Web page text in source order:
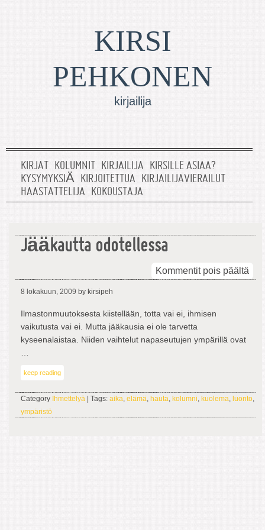
KIRSI
PEHKONEN
kirjailija
KIRJAT KOLUMNIT KIRJAILIJA KIRSILLE ASIAA?
KYSYMYKSIÄ KIRJOITETTUA KIRJAILIJAVIERAILUT
HAASTATTELIJA KOKOUSTAJA
Jääkautta odotellessa
Kommentit pois päältä
8 lokakuun, 2009 by kirsipeh
Ilmastonmuutoksesta kiistellään, totta vai ei, ihmisen
vaikutusta vai ei. Mutta jääkausia ei ole tarvetta
kyseenalaistaa. Niiden vaihtelut napaseutujen ympärillä ovat
keep reading
Category Ihmettelyä | Tags: aika, elämä, hauta, kolumni, kuolema, luonto,
ympäristö